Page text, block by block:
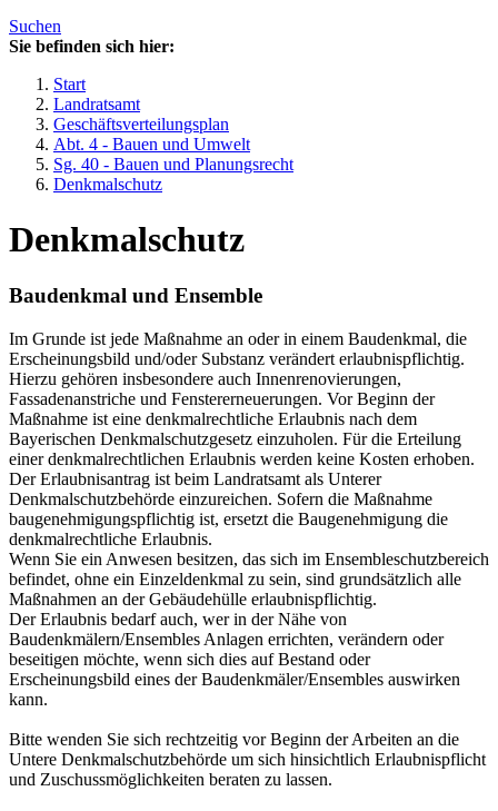
Suchen
Sie befinden sich hier:
Start
Landratsamt
Geschäftsverteilungsplan
Abt. 4 - Bauen und Umwelt
Sg. 40 - Bauen und Planungsrecht
Denkmalschutz
Denkmalschutz
Baudenkmal und Ensemble
Im Grunde ist jede Maßnahme an oder in einem Baudenkmal, die
Erscheinungsbild und/oder Substanz verändert erlaubnispflichtig.
Hierzu gehören insbesondere auch Innenrenovierungen,
Fassadenanstriche und Fenstererneuerungen. Vor Beginn der
Maßnahme ist eine denkmalrechtliche Erlaubnis nach dem
Bayerischen Denkmalschutzgesetz einzuholen. Für die Erteilung
einer denkmalrechtlichen Erlaubnis werden keine Kosten erhoben.
Der Erlaubnisantrag ist beim Landratsamt als Unterer
Denkmalschutzbehörde einzureichen. Sofern die Maßnahme
baugenehmigungspflichtig ist, ersetzt die Baugenehmigung die
denkmalrechtliche Erlaubnis.
Wenn Sie ein Anwesen besitzen, das sich im Ensembleschutzbereich
befindet, ohne ein Einzeldenkmal zu sein, sind grundsätzlich alle
Maßnahmen an der Gebäudehülle erlaubnispflichtig.
Der Erlaubnis bedarf auch, wer in der Nähe von
Baudenkmälern/Ensembles Anlagen errichten, verändern oder
beseitigen möchte, wenn sich dies auf Bestand oder
Erscheinungsbild eines der Baudenkmäler/Ensembles auswirken
kann.
Bitte wenden Sie sich rechtzeitig vor Beginn der Arbeiten an die
Untere Denkmalschutzbehörde um sich hinsichtlich Erlaubnispflicht
und Zuschussmöglichkeiten beraten zu lassen.